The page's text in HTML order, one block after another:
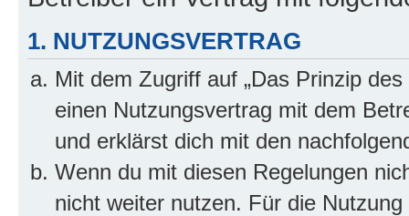
1. NUTZUNGSVERTRAG
Mit dem Zugriff auf „Das Prinzip
einen Nutzungsvertrag mit dem
und erklärst dich mit den
Wenn du mit diesen Regelungen
nicht weiter nutzen. Für die